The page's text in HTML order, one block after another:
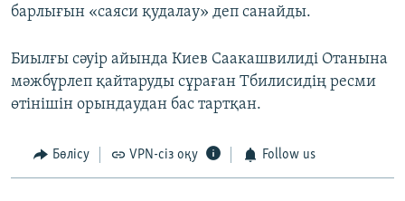
барлығын «саяси қудалау» деп санайды.
Биылғы сәуір айында Киев Саакашвилиді Отанына
мәжбүрлеп қайтаруды сұраған Тбилисидің ресми
өтінішін орындаудан бас тартқан.
Бөлісу VPN-сіз оқу Follow us